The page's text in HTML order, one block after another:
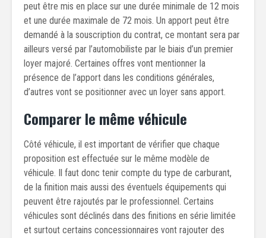
peut être mis en place sur une durée minimale de 12 mois
et une durée maximale de 72 mois. Un apport peut être
demandé à la souscription du contrat, ce montant sera par
ailleurs versé par l’automobiliste par le biais d’un premier
loyer majoré. Certaines offres vont mentionner la
présence de l’apport dans les conditions générales,
d’autres vont se positionner avec un loyer sans apport.
Comparer le même véhicule
Côté véhicule, il est important de vérifier que chaque
proposition est effectuée sur le même modèle de
véhicule. Il faut donc tenir compte du type de carburant,
de la finition mais aussi des éventuels équipements qui
peuvent être rajoutés par le professionnel. Certains
véhicules sont déclinés dans des finitions en série limitée
et surtout certains concessionnaires vont rajouter des